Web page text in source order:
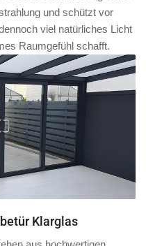
und schützt vor
viel natürliches Licht
Raumgefühl schafft.
Klarglas